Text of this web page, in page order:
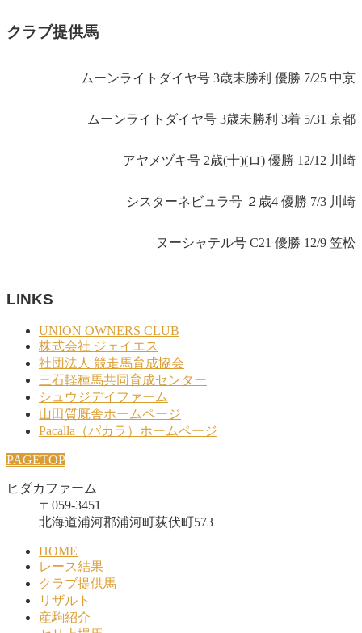
クラブ提供馬
ムーンライトダイヤ号 3歳未勝利 優勝 7/25 中京
ムーンライトダイヤ号 3歳未勝利 3着 5/31 京都
アヤメヅキ号 2歳(十)(ロ) 優勝 12/12 川崎
シスターネビュラ号 ２歳4 優勝 7/3 川崎
ヌーシャテル号 C21 優勝 12/9 笠松
LINKS
UNION OWNERS CLUB
株式会社 ジェイエス
社団法人 競走馬育成協会
三石軽種馬共同育成センター
シュウジデイファーム
山田質厩舎ホームページ
Pacalla（パカラ）ホームページ
PAGETOP
ヒダカファーム
〒059-3451
北海道浦河郡浦河町荻伏町573
HOME
レース結果
クラブ提供馬
リザルト
産駒紹介